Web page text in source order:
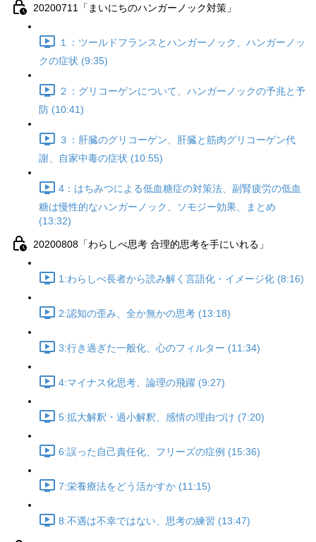
20200711「まいにちのハンガーノック対策」
１：ツールドフランスとハンガーノック、ハンガーノッ
クの症状 (9:35)
２：グリコーゲンについて、ハンガーノックの予兆と予
防 (10:41)
３：肝臓のグリコーゲン、肝臓と筋肉グリコーゲン代
謝、自家中毒の症状 (10:55)
4：はちみつによる低血糖症の対策法、副腎疲労の低血
糖は慢性的なハンガーノック、ソモジー効果、まとめ
(13:32)
20200808「わらしべ思考 合理的思考を手にいれる」
1:わらしべ長者から読み解く言語化・イメージ化 (8:16)
2:認知の歪み、全か無かの思考 (13:18)
3:行き過ぎた一般化、心のフィルター (11:34)
4:マイナス化思考、論理の飛躍 (9:27)
5:拡大解釈・過小解釈、感情の理由づけ (7:20)
6:誤った自己責任化、フリーズの症例 (15:36)
7:栄養療法をどう活かすか (11:15)
8:不遇は不幸ではない、思考の練習 (13:47)